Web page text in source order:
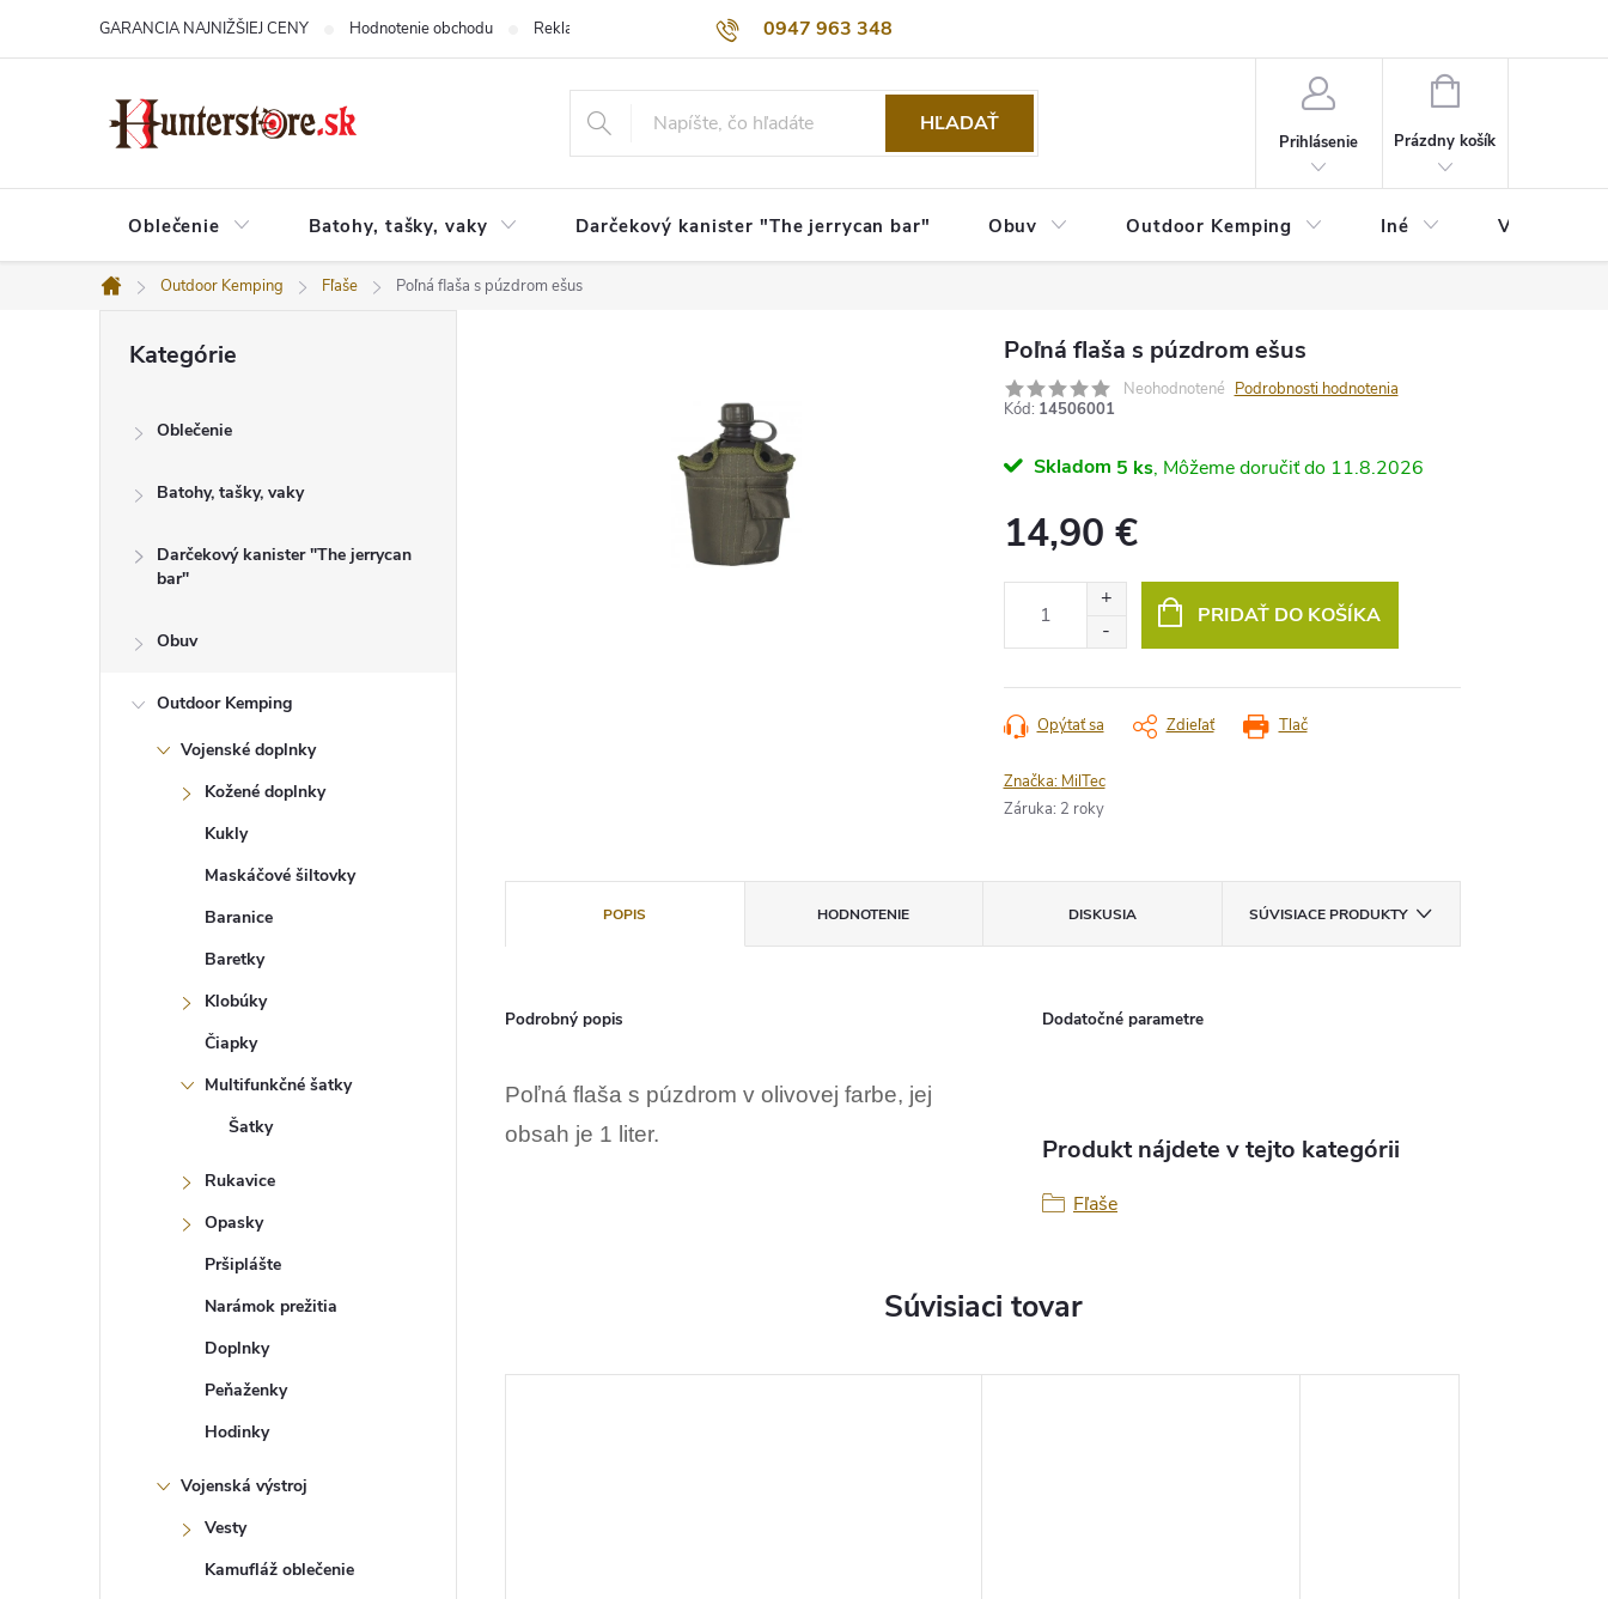
0947 963 348
GARANCIA NAJNIŽŠIEJ CENY Hodnotenie obchodu Reklamačný poriadok Obchodné podmienky
HĽADAŤ
Prihlásenie
NÁKUPNÝ
Prázdny košík
Oblečenie Batohy, tašky, vaky Darčekový kanister "The jerrycan bar" Obuv Outdoor Kemping Iné Veľkostná
Domov
Outdoor Kemping Fľaše Poľná flaša s púzdrom ešus
kategórie
Kategórie
Oblečenie
Batohy, tašky, vaky
Darčekový kanister "The jerrycan
bar"
Obuv
Outdoor Kemping
Vojenské doplnky
Kožené doplnky
Kukly
Maskáčové šiltovky
Baranice
Baretky
Klobúky
Čiapky
Multifunkčné šatky
Šatky
Rukavice
Opasky
Pršiplášte
Narámok prežitia
Doplnky
Peňaženky
Hodinky
Vojenská výstroj
Vesty
Kamufláž oblečenie
Poľná flaša s púzdrom ešus
Neohodnotené Podrobnosti hodnotenia
Kód: 14506001
Skladom 5 ks 11.8.2026
14,90 €
PRIDAŤ DO KOŠÍKA
Tlač
Opýtať sa Zdieľať
Značka: MilTec
Záruka: 2 roky
POPIS HODNOTENIE DISKUSIA SÚVISIACE PRODUKTY
Podrobný popis
Poľná flaša s púzdrom v olivovej farbe, jej
obsah je 1 liter.
Dodatočné parametre
Produkt nájdete v tejto kategórii
Fľaše
Súvisiaci tovar